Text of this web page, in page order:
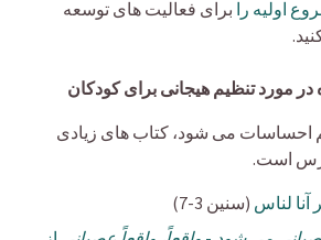
اولیه را برای فعالیت های توسعه
مورد تنظیم هیجانی برای کودکان
احساسات می شود، کتاب های زیادی
است.
آنا لناس (سنین 3-7)